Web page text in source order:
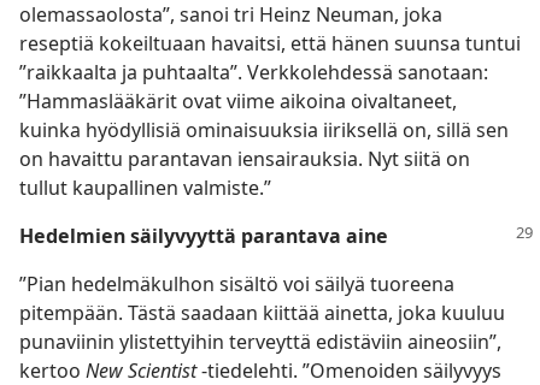
olemassaolosta”, sanoi tri Heinz Neuman, joka
reseptiä kokeiltuaan havaitsi, että hänen suunsa tuntui
”raikkaalta ja puhtaalta”. Verkkolehdessä sanotaan:
”Hammaslääkärit ovat viime aikoina oivaltaneet,
kuinka hyödyllisiä ominaisuuksia iiriksellä on, sillä sen
on havaittu parantavan iensairauksia. Nyt siitä on
tullut kaupallinen valmiste.”
Hedelmien säilyvyyttä parantava aine
”Pian hedelmäkulhon sisältö voi säilyä tuoreena
pitempään. Tästä saadaan kiittää ainetta, joka kuuluu
punaviinin ylistettyihin terveyttä edistäviin aineosiin”,
kertoo New Scientist-tiedelehti. ”Omenoiden säilyvyys